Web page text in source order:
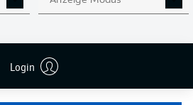
Login
nur das Versprechen, dass ich